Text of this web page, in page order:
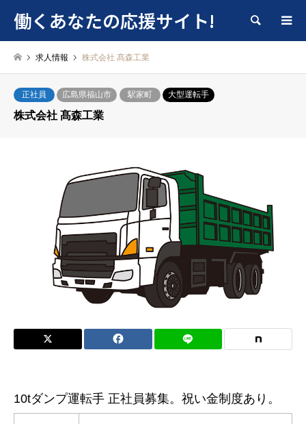
働くあなたの応援サイト! 検索
求人情報 株式会社 髙森工業
正社員 広島県福山市 駅家町 大型運転手
株式会社 髙森工業
10tダンプ運転手 正社員募集。祝い金制度あり。